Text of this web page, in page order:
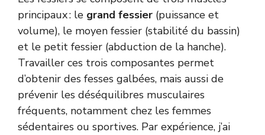
principaux : le grand fessier (puissance et
volume), le moyen fessier (stabilité du bassin)
et le petit fessier (abduction de la hanche).
Travailler ces trois composantes permet
d’obtenir des fesses galbées, mais aussi de
prévenir les déséquilibres musculaires
fréquents, notamment chez les femmes
sédentaires ou sportives. Par expérience, j’ai